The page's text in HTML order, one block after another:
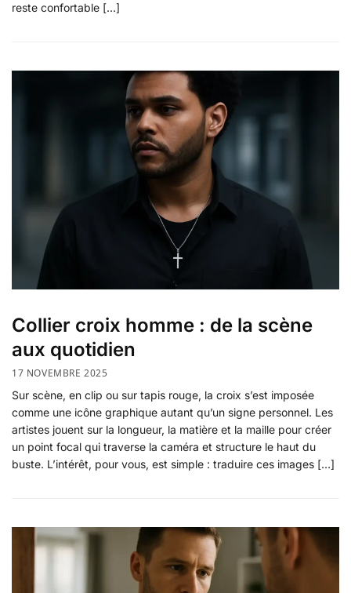
reste confortable […]
Collier croix homme : de la scène
aux quotidien
17 NOVEMBRE 2025
Sur scène, en clip ou sur tapis rouge, la croix s’est imposée
comme une icône graphique autant qu’un signe personnel. Les
artistes jouent sur la longueur, la matière et la maille pour créer
un point focal qui traverse la caméra et structure le haut du
buste. L’intérêt, pour vous, est simple : traduire ces images […]